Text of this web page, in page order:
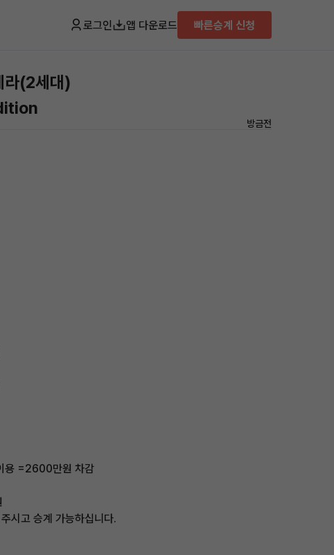
로그인 앱 다운로드 빠른승계 신청
(2세대)
방금전
용 =2600만원 차감
시고 승계 가능하십니다.